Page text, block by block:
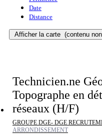
Date
Distance
Afficher la carte (contenu
Technicien.ne
Topographe en
réseaux (H/F)
GROUPE DGE- DGE
ARRONDISSEMENT